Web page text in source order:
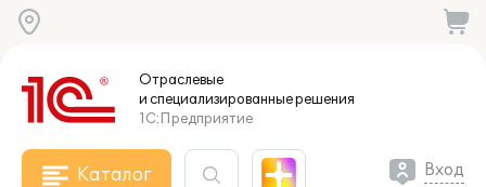
Отраслевые
и специализированныерешения
1С:Предприятие
Каталог Вход